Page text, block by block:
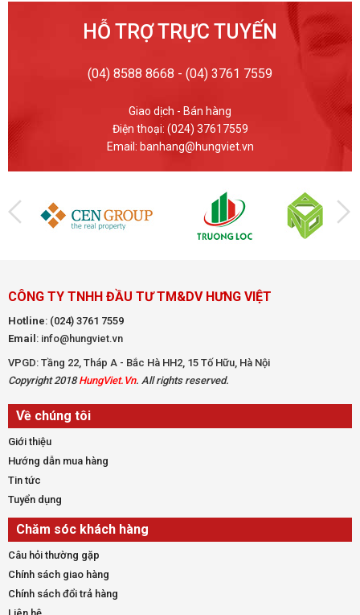
HỖ TRỢ TRỰC TUYẾN
(04) 8588 8668 - (04) 3761 7559
Giao dịch - Bán hàng
Điện thoại: (024) 37617559
Email: banhang@hungviet.vn
CÔNG TY TNHH ĐẦU TƯ TM&DV HƯNG VIỆT
Hotline: (024) 3761 7559
Email : info@hungviet.vn
VPGD: Tầng 22, Tháp A - Bắc Hà HH2, 15 Tố Hữu, Hà Nội
Copyright 2018HungViet.Vn. All rights reserved.
Về chúng tôi
Giới thiệu
Hướng dẫn mua hàng
Tin tức
Tuyển dụng
Chăm sóc khách hàng
Câu hỏi thường gặp
Chính sách giao hàng
Chính sách đổi trả hàng